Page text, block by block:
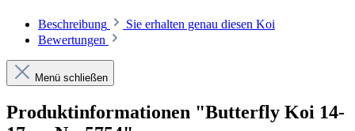
Beschreibung
Sie erhalten genau diesen Koi
Bewertungen
Menü schließen
Produktinformationen "Butterfly Koi 14-